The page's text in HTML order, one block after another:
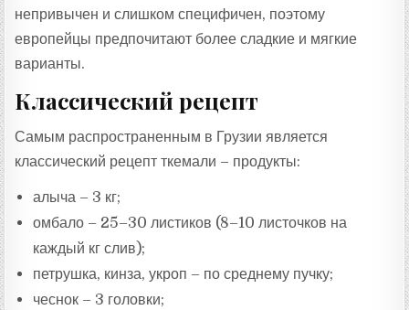
непривычен и слишком специфичен, поэтому
европейцы предпочитают более сладкие и мягкие
варианты.
Классический рецепт
Самым распространенным в Грузии является
классический рецепт ткемали – продукты:
алыча – 3 кг;
омбало – 25–30 листиков (8–10 листочков на
каждый кг слив);
петрушка, кинза, укроп – по среднему пучку;
чеснок – 3 головки;